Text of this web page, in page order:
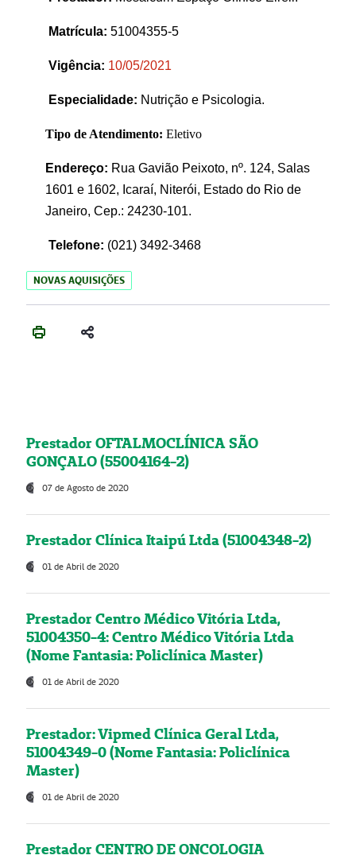
Matrícula: 51004355-5
Vigência: 10/05/2021
Especialidade: Nutrição e Psicologia.
Tipo de Atendimento: Eletivo
Endereço: Rua Gavião Peixoto, nº. 124, Salas
1601 e 1602, Icaraí, Niterói, Estado do Rio de
Janeiro, Cep.: 24230-101.
Telefone: (021) 3492-3468
NOVAS AQUISIÇÕES
Prestador OFTALMOCLÍNICA SÃO
GONÇALO (55004164-2)
07 de Agosto de 2020
Prestador Clínica Itaipú Ltda (51004348-2)
01 de Abril de 2020
Prestador Centro Médico Vitória Ltda,
51004350-4: Centro Médico Vitória Ltda
(Nome Fantasia: Policlínica Master)
01 de Abril de 2020
Prestador: Vipmed Clínica Geral Ltda,
51004349-0 (Nome Fantasia: Policlínica
Master)
01 de Abril de 2020
Prestador CENTRO DE ONCOLOGIA